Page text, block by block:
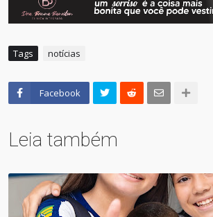
Tags notícias
Facebook
Leia também